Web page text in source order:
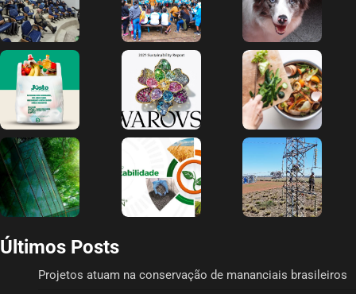
Últimos Posts
Projetos atuam na conservação de mananciais brasileiros